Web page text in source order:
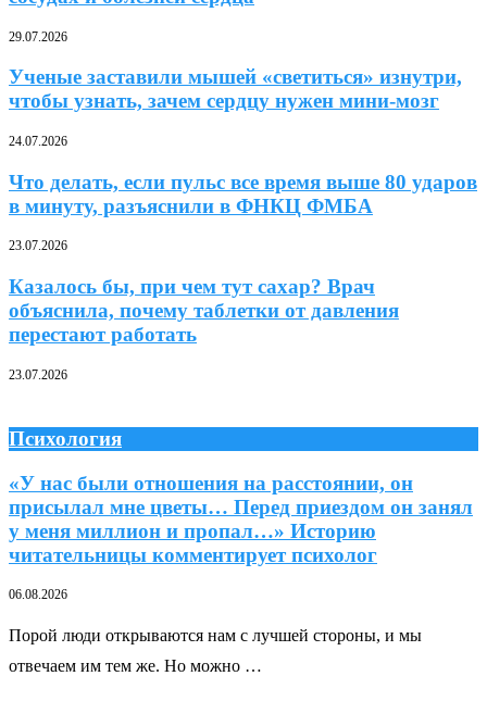
29.07.2026
Ученые заставили мышей «светиться» изнутри,
чтобы узнать, зачем сердцу нужен мини-мозг
24.07.2026
Что делать, если пульс все время выше 80 ударов
в минуту, разъяснили в ФНКЦ ФМБА
23.07.2026
Казалось бы, при чем тут сахар? Врач
объяснила, почему таблетки от давления
перестают работать
23.07.2026
Психология
«У нас были отношения на расстоянии, он
присылал мне цветы… Перед приездом он занял
у меня миллион и пропал…» Историю
читательницы комментирует психолог
06.08.2026
Порой люди открываются нам с лучшей стороны, и мы
отвечаем им тем же. Но можно …